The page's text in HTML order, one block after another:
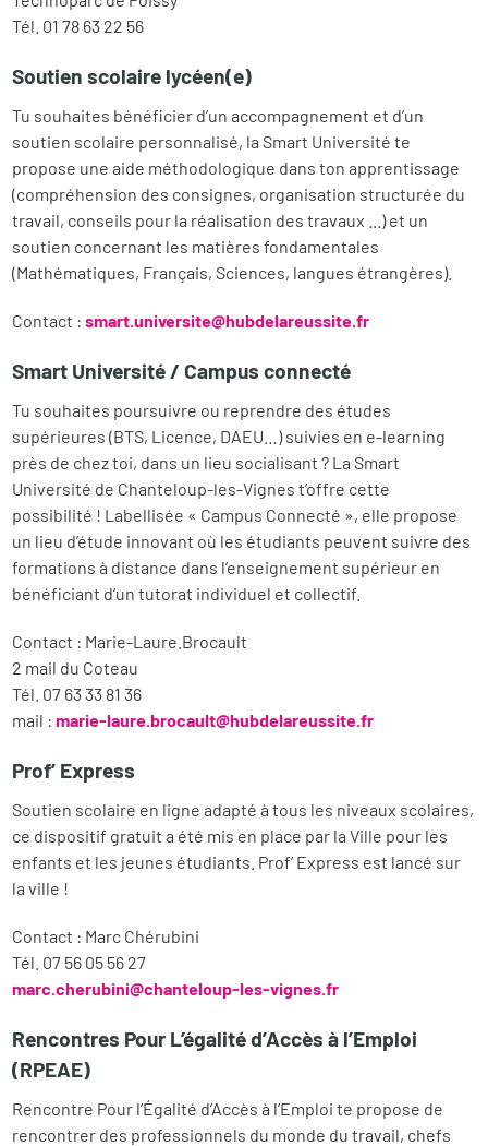
Tél. 01 78 63 22 56
Soutien scolaire lycéen(e)
Tu souhaites bénéficier d’un accompagnement et d’un
soutien scolaire personnalisé, la Smart Université te
propose une aide méthodologique dans ton apprentissage
(compréhension des consignes, organisation structurée du
travail, conseils pour la réalisation des travaux ...) et un
soutien concernant les matières fondamentales
(Mathématiques, Français, Sciences, langues étrangères).
Contact :smart.universite@hubdelareussite.fr
Smart Université / Campus connecté
Tu souhaites poursuivre ou reprendre des études
supérieures (BTS, Licence, DAEU…) suivies en e-learning
près de chez toi, dans un lieu socialisant ? La Smart
Université de Chanteloup-les-Vignes t’offre cette
possibilité ! Labellisée « Campus Connecté », elle propose
un lieu d’étude innovant où les étudiants peuvent suivre des
formations à distance dans l’enseignement supérieur en
bénéficiant d’un tutorat individuel et collectif.
Contact : Marie-Laure.Brocault
2 mail du Coteau
Tél. 07 63 33 81 36
mail :marie-laure.brocault@hubdelareussite.fr
Prof’ Express
Soutien scolaire en ligne adapté à tous les niveaux scolaires,
ce dispositif gratuit a été mis en place par la Ville pour les
enfants et les jeunes étudiants. Prof’ Express est lancé sur
la ville !
Contact : Marc Chérubini
Tél. 07 56 05 56 27
marc.cherubini@chanteloup-les-vignes.fr
Rencontres Pour L’égalité d’Accès à l’Emploi
(RPEAE)
Rencontre Pour l’Égalité d’Accès à l’Emploi te propose de
rencontrer des professionnels du monde du travail, chefs